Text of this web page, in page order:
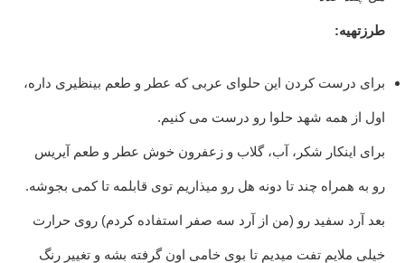
طرزتهیه:
برای درست کردن این حلوای عربی که عطر و طعم بینظیری داره،
اول از همه شهد حلوا رو درست می کنیم.
برای اینکار شکر، آب، گلاب و زعفرون خوش عطر و طعم آیریس
رو به همراه چند تا دونه هل رو میذاریم توی قابلمه تا کمی بجوشه.
بعد آرد سفید رو (من از آرد سه صفر استفاده کردم) روی حرارت
خیلی ملایم تفت میدیم تا بوی خامی اون گرفته بشه و تغییر رنگ